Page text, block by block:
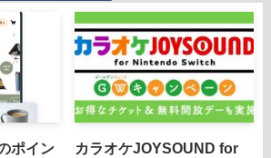
ポイン
カラオケJOYSOUND for